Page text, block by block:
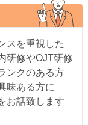
スを重視した
研修やOJT研修
ンクのある方
味ある方に
お話致します